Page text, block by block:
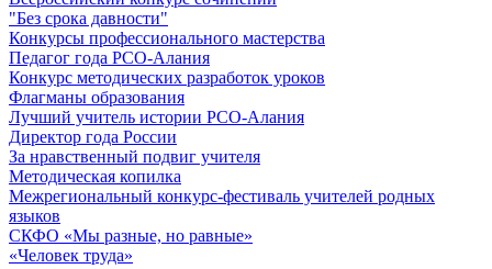
"Без срока давности"
Конкурсы профессионального мастерства
Педагог года РСО-Алания
Конкурс методических разработок уроков
Флагманы образования
Лучший учитель истории РСО-Алания
Директор года России
За нравственный подвиг учителя
Методическая копилка
Межрегиональный конкурс-фестиваль учителей родных
языков
СКФО «Мы разные, но равные»
«Человек труда»